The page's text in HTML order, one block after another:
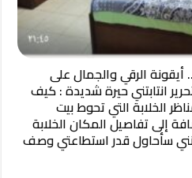
أيقونة الرقي والجمال على
​انتابتني حيرة شديدة : كيف
الخلابة التي تحوط بيت
إلى تفاصيل المكان الخلابة
سأحاول قدر استطاعتي وصف